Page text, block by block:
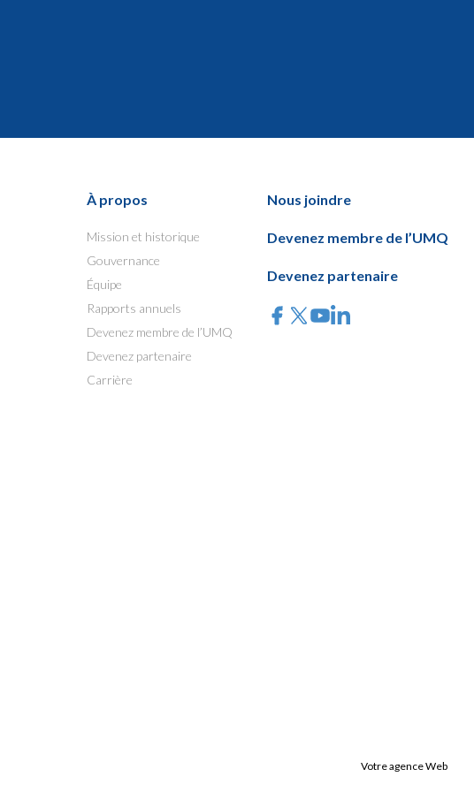
À propos
Mission et historique
Gouvernance
Équipe
Rapports annuels
Devenez membre de l’UMQ
Devenez partenaire
Carrière
Nous joindre
Devenez membre de l’UMQ
Devenez partenaire
Votre agence Web